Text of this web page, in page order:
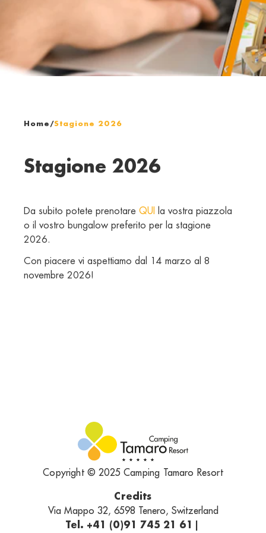
Home /Stagione 2026
Stagione 2026
Da subito potete prenotare QUI la vostra piazzola
o il vostro bungalow preferito per la stagione
2026.
Con piacere vi aspettiamo dal 14 marzo al 8
novembre 2026!
Copyright © 2025 Camping Tamaro Resort
Credits
Via Mappo 32, 6598 Tenero, Switzerland
Tel. +41 (0)91 745 21 61 |